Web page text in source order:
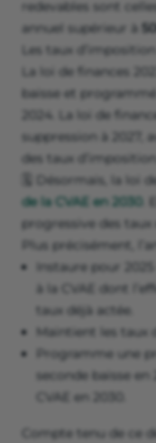
redevables sont
annuel supérieur à
Les taux
La loi de finances
baisse et
2024. La loi de
suppression à 2027,
des taux d’imposition.
🗓️ Désormais, la loi
de la CVAE en 2030
progressive des taux
Plus précisément,
Instaure pour
à la CVAE dont
taux déjà actée.
Maintient les taux
Programme une
seconde baisse
CVAE en 2030.
Compte tenu de ce